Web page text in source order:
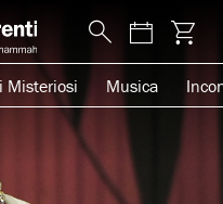
Misteriosi Musica